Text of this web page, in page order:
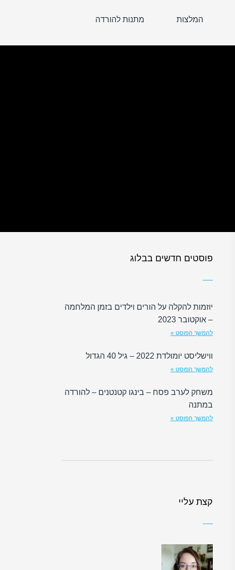
המלצות מתנות להורדה
פוסטים חדשים בבלוג
יוזמות להקלה על הורים וילדים בזמן המלחמה
– אוקטובר 2023
להמשך הפוסט »
ווישליסט יומולדת 2022 – גיל 40 הגדול
להמשך הפוסט »
משחק לערב פסח – בינגו קטנטנים – להורדה
במתנה
להמשך הפוסט »
קצת עליי